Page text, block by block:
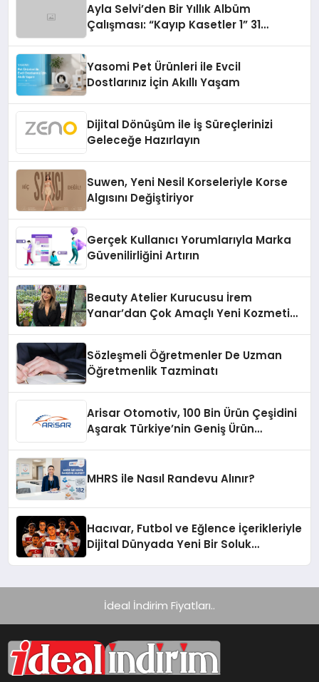
Ayla Selvi’den Bir Yıllık Albüm
Çalışması: “Kayıp Kasetler 1” 31
Yasomi Pet Ürünleri ile Evcil
Dostlarınız İçin Akıllı Yaşam
Dijital Dönüşüm ile İş Süreçlerinizi
Geleceğe Hazırlayın
Suwen, Yeni Nesil Korseleriyle Korse
Algısını Değiştiriyor
Gerçek Kullanıcı Yorumlarıyla Marka
Güvenilirliğini Artırın
Beauty Atelier Kurucusu İrem
Yanar’dan Çok Amaçlı Yeni Kozmetik
Sözleşmeli Öğretmenler De Uzman
Öğretmenlik Tazminatı
Arisar Otomotiv, 100 Bin Ürün Çeşidini
Aşarak Türkiye’nin Geniş Ürün
MHRS ile Nasıl Randevu Alınır?
Hacıvar, Futbol ve Eğlence İçerikleriyle
Dijital Dünyada Yeni Bir Soluk
İdeal İndirim Fiyatları..